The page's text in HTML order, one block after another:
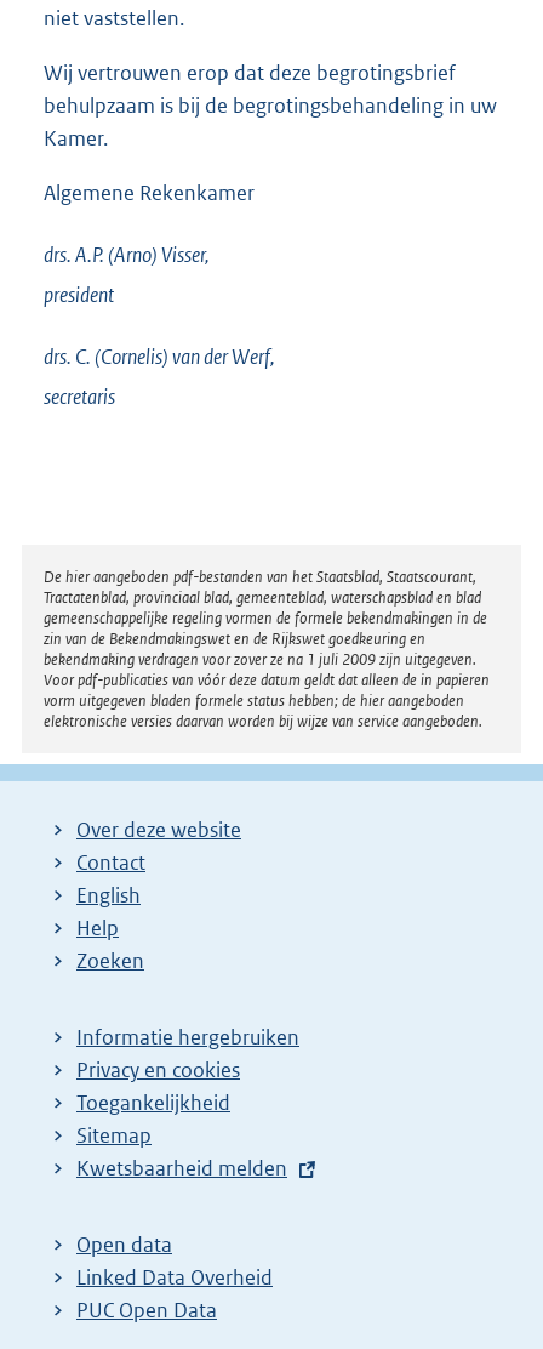
niet vaststellen.
Wij vertrouwen erop dat deze begrotingsbrief
behulpzaam is bij de begrotingsbehandeling in uw
Kamer.
Algemene Rekenkamer
drs. A.P. (Arno)Visser,
president
drs. C. (Cornelis) van derWerf,
secretaris
Disclaimer
De hier aangeboden pdf-bestanden van het Staatsblad, Staatscourant,
Tractatenblad, provinciaal blad, gemeenteblad, waterschapsblad en blad
gemeenschappelijke regeling vormen de formele bekendmakingen in de
zin van de Bekendmakingswet en de Rijkswet goedkeuring en
bekendmaking verdragen voor zover ze na 1 juli 2009 zijn uitgegeven.
Voor pdf-publicaties van vóór deze datum geldt dat alleen de in papieren
vorm uitgegeven bladen formele status hebben; de hier aangeboden
elektronische versies daarvan worden bij wijze van service aangeboden.
Over deze website
Contact
English
Help
Zoeken
Informatie hergebruiken
Privacy en cookies
Toegankelijkheid
Sitemap
E
t
e
r
Kwetsbaarheid melden
Open data
Linked Data Overheid
PUC Open Data